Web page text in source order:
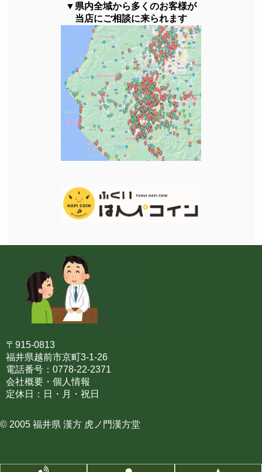
▼県内全域から多くのお客様が
当店にご相談に来られます
〒915-0813
福井県越前市京町3-1-26
電話番号：0778-22-2371
会社概要・個人情報
定休日：日・月・祝日
© 2005 福井県 漢方 虎ノ門漢方堂